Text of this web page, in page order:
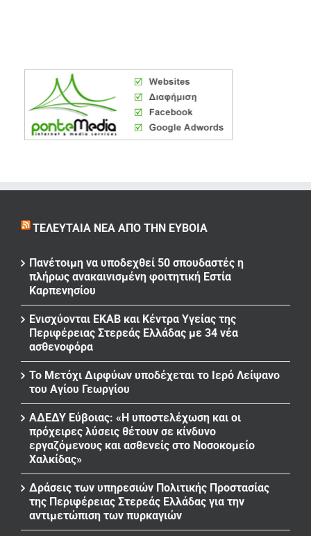
ΤΕΛΕΥΤΑΊΑ ΝΈΑ ΑΠΌ ΤΗΝ ΕΎΒΟΙΑ
Πανέτοιμη να υποδεχθεί 50 σπουδαστές η
πλήρως ανακαινισμένη φοιτητική Εστία
Καρπενησίου
Ενισχύονται ΕΚΑΒ και Κέντρα Υγείας της
Περιφέρειας Στερεάς Ελλάδας με 34 νέα
ασθενοφόρα
Το Μετόχι Διρφύων υποδέχεται το Ιερό Λείψανο
του Αγίου Γεωργίου
ΑΔΕΔΥ Εύβοιας: «Η υποστελέχωση και οι
πρόχειρες λύσεις θέτουν σε κίνδυνο
εργαζόμενους και ασθενείς στο Νοσοκομείο
Χαλκίδας»
Δράσεις των υπηρεσιών Πολιτικής Προστασίας
της Περιφέρειας Στερεάς Ελλάδας για την
αντιμετώπιση των πυρκαγιών